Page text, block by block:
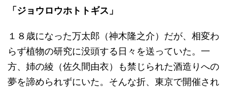
「ジョウロウホトトギス」
１８歳になった万太郎（神木隆之介）だが、相変わ
らず植物の研究に没頭する日々を送っていた。一
方、姉の綾（佐久間由衣）も禁じられた酒造りへの
夢を諦められずにいた。そんな折、東京で開催され